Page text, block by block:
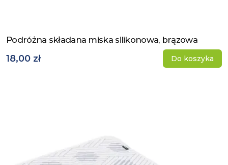
Zobacz produkt
Podróżna składana miska silikonowa, brązowa
18,00 zł Do koszyka